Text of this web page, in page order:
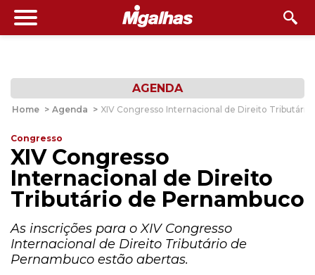
AGENDA
Home > Agenda > XIV Congresso Internacional de Direito
Congresso
XIV Congresso
Internacional de Direito
Tributário de Pernambuco
As inscrições para o XIV Congresso
Internacional de Direito Tributário de
Pernambuco estão abertas.